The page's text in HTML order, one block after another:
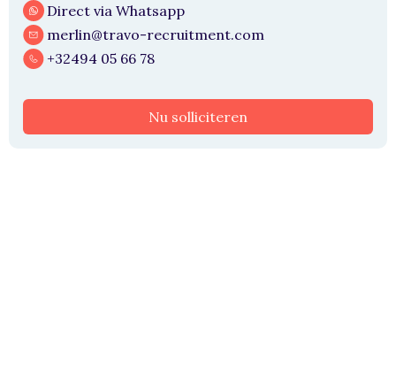
Direct via Whatsapp
merlin@travo-recruitment.com
+32494 05 66 78
Nu solliciteren